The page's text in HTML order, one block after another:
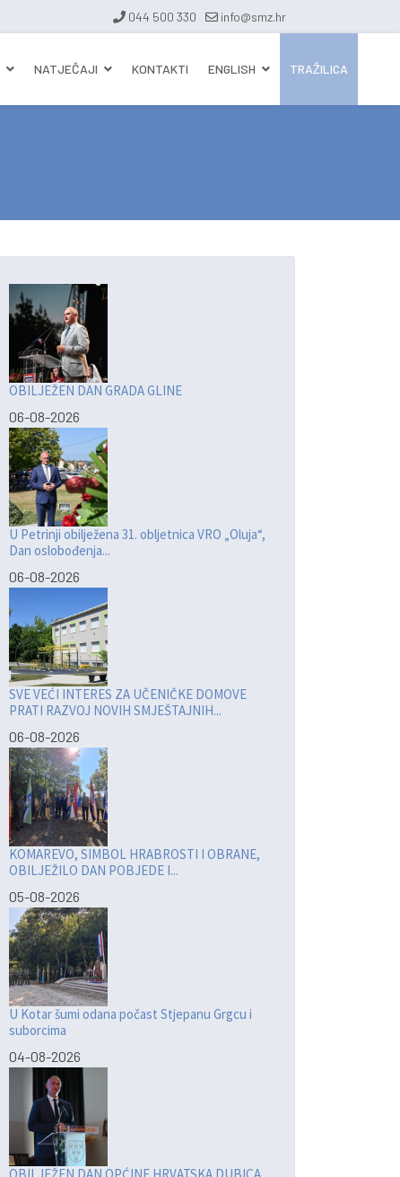
044 500 330 info@smz.hr
NATJEČAJI KONTAKTI ENGLISH TRAŽILICA
OBILJEŽEN DAN GRADA GLINE
06-08-2026
U Petrinji obilježena 31. obljetnica VRO „Oluja“,
Dan oslobođenja...
06-08-2026
SVE VEĆI INTERES ZA UČENIČKE DOMOVE
PRATI RAZVOJ NOVIH SMJEŠTAJNIH...
06-08-2026
KOMAREVO, SIMBOL HRABROSTI I OBRANE,
OBILJEŽILO DAN POBJEDE I...
05-08-2026
U Kotar šumi odana počast Stjepanu Grgcu i
suborcima
04-08-2026